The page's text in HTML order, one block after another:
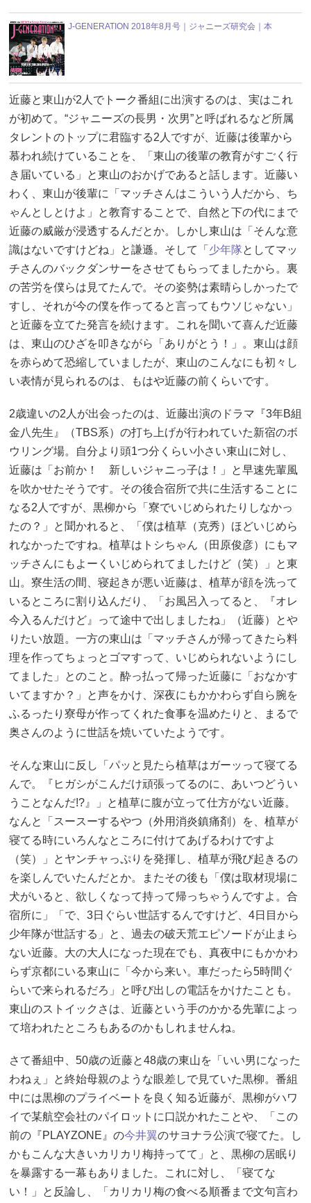
J-GENERATION 2018年8月号｜ジャニーズ研究会｜本
近藤と東山が2人でトーク番組に出演するのは、実はこれ
が初めて。“ジャニーズの長男・次男”と呼ばれるなど所属
タレントのトップに君臨する2人ですが、近藤は後輩から
慕われ続けていることを、「東山の後輩の教育がすごく行
き届いている」と東山のおかげであると話します。近藤い
わく、東山が後輩に「マッチさんはこういう人だから、ち
ゃんとしとけよ」と教育することで、自然と下の代にまで
近藤の威厳が浸透するんだとか。しかし東山は「そんな意
識はないですけどね」と謙遜。そして「 少年隊としてマッ
チさんのバックダンサーをさせてもらってましたから。裏
の苦労を僕らは見てたんで。その姿勢は素晴らしかったで
すし、それが今の僕を作ってると言ってもウソじゃない」
と近藤を立てた発言を続けます。これを聞いて喜んだ近藤
は、東山のひざを叩きながら「ありがとう！」。東山は顔
を赤らめて恐縮していましたが、東山のこんなにも初々し
い表情が見られるのは、もはや近藤の前くらいです。
2歳違いの2人が出会ったのは、近藤出演のドラマ『3年B組
金八先生』（TBS系）の打ち上げが行われていた新宿のボ
ウリング場。自分より頭1つ分くらい小さい東山に対し、
近藤は「お前か！ 新しいジャニっ子は！」と早速先輩風
を吹かせたそうです。その後合宿所で共に生活することに
なる2人ですが、黒柳から「寮でいじめられたりしなかっ
たの？」と聞かれると、「僕は植草（克秀）ほどいじめら
れなかったですね。植草はトシちゃん（田原俊彦）にもマ
ッチさんにもよーくいじめられてましたけど（笑）」と東
山。寮生活の間、寝起きが悪い近藤は、植草が顔を洗って
いるところに割り込んだり、「お風呂入ってると、『オレ
今入るんだけど』って途中で出しましたね」（近藤）とや
りたい放題。一方の東山は「マッチさんが帰ってきたら料
理を作ってちょっとゴマすって、いじめられないようにし
てました」とのこと。酔っ払って帰った近藤に「おなかす
いてますか？」と声をかけ、深夜にもかかわらず自ら腕を
ふるったり寮母が作ってくれた食事を温めたりと、まるで
奥さんのように世話を焼いていたようです。
そんな東山に反し「パッと見たら植草はガーッって寝てる
んで。『ヒガシがこんだけ頑張ってるのに、あいつどうい
うことなんだ!?』」と植草に腹が立って仕方がない近藤。
なんと「スースーするやつ（外用消炎鎮痛剤）を、植草が
寝てる時にいろんなところに付けてあげるわけですよ
（笑）」とヤンチャっぷりを発揮し、植草が飛び起きるの
を楽しんでいたんだとか。またその後も「僕は取材現場に
犬がいると、欲しくなって持って帰っちゃうんですよ。合
宿所に」「で、3日ぐらい世話するんですけど、4日目から
少年隊が世話する」と、過去の破天荒エピソードが止まら
ない近藤。大の大人になった現在でも、真夜中にもかかわ
らず京都にいる東山に「今から来い。車だったら5時間ぐ
らいで来られるだろ」と呼び出しの電話をかけたことも。
東山のストイックさは、近藤という手のかかる先輩によっ
て培われたところもあるのかもしれませんね。
さて番組中、50歳の近藤と48歳の東山を「いい男になった
わねぇ」と終始母親のような眼差しで見ていた黒柳。番組
中には黒柳のプライベートを良く知る近藤が、黒柳がハワ
イで某航空会社のパイロットに口説かれたことや、「この
前の『PLAYZONE』の今井翼のサヨナラ公演で寝てた。し
かもこんな大きいカリカリ梅持ってて」と、黒柳の居眠り
を暴露する一幕もありました。これに対し、「寝てな
い！」と反論し、「カリカリ梅の食べる順番まで文句言わ